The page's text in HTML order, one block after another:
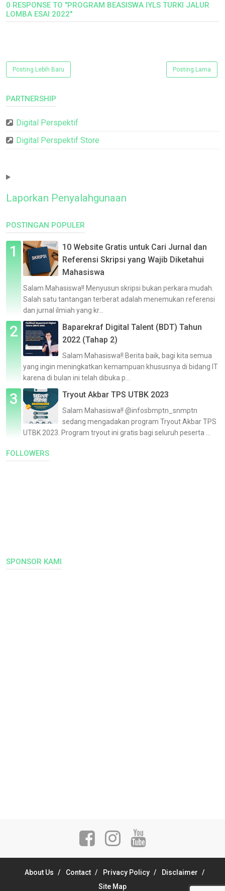
0 RESPONSE TO "PROGRAM BEASISWA IYLS TURKI JALUR
LOMBA ESAI 2022"
Posting Lebih Baru Posting Lama
PARTNERSHIP
Digital Perspektif
Digital Perspektif Store
Laporkan Penyalahgunaan
POSTINGAN POPULER
10 Website Gratis untuk Cari Jurnal dan
Referensi Skripsi yang Wajib Diketahui
Mahasiswa
Salam Mahasiswa!! Menyusun skripsi bukan perkara mudah.
Salah satu tantangan terberat adalah menemukan referensi
dan jurnal ilmiah yang kr...
Baparekraf Digital Talent (BDT) Tahun
2022 (Tahap 2)
Salam Mahasiswa!! Berita baik, bagi kita semua
yang ingin meningkatkan kemampuan khususnya di bidang IT
karena di bulan ini telah dibuka p...
Tryout Akbar TPS UTBK 2023
Salam Mahasiswa!! @infosbmptn_snmptn
sedang mengadakan program Tryout Akbar TPS
UTBK 2023. Program tryout ini gratis bagi seluruh peserta ...
FOLLOWERS
SPONSOR KAMI
About Us Contact Privacy Policy
Disclaimer
Site Map